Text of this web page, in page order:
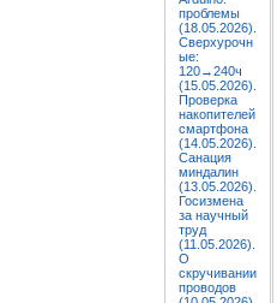
проблемы
(18.05.2026).
Сверхурочн
ые:
120→240ч
(15.05.2026).
Проверка
накопителей
смартфона
(14.05.2026).
Санация
миндалин
(13.05.2026).
Госизмена
за научный
труд
(11.05.2026).
О
скручивании
проводов